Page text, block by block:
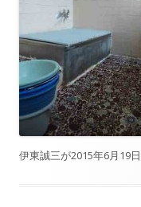
伊東誠三が2015年6月19日